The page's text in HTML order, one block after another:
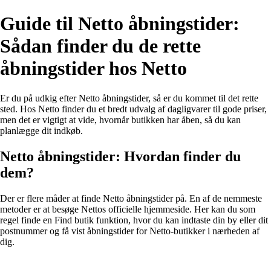
Guide til Netto åbningstider:
Sådan finder du de rette
åbningstider hos Netto
Er du på udkig efter Netto åbningstider, så er du kommet til det rette
sted. Hos Netto finder du et bredt udvalg af dagligvarer til gode priser,
men det er vigtigt at vide, hvornår butikken har åben, så du kan
planlægge dit indkøb.
Netto åbningstider: Hvordan finder du
dem?
Der er flere måder at finde Netto åbningstider på. En af de nemmeste
metoder er at besøge Nettos officielle hjemmeside. Her kan du som
regel finde en Find butik funktion, hvor du kan indtaste din by eller dit
postnummer og få vist åbningstider for Netto-butikker i nærheden af
dig.